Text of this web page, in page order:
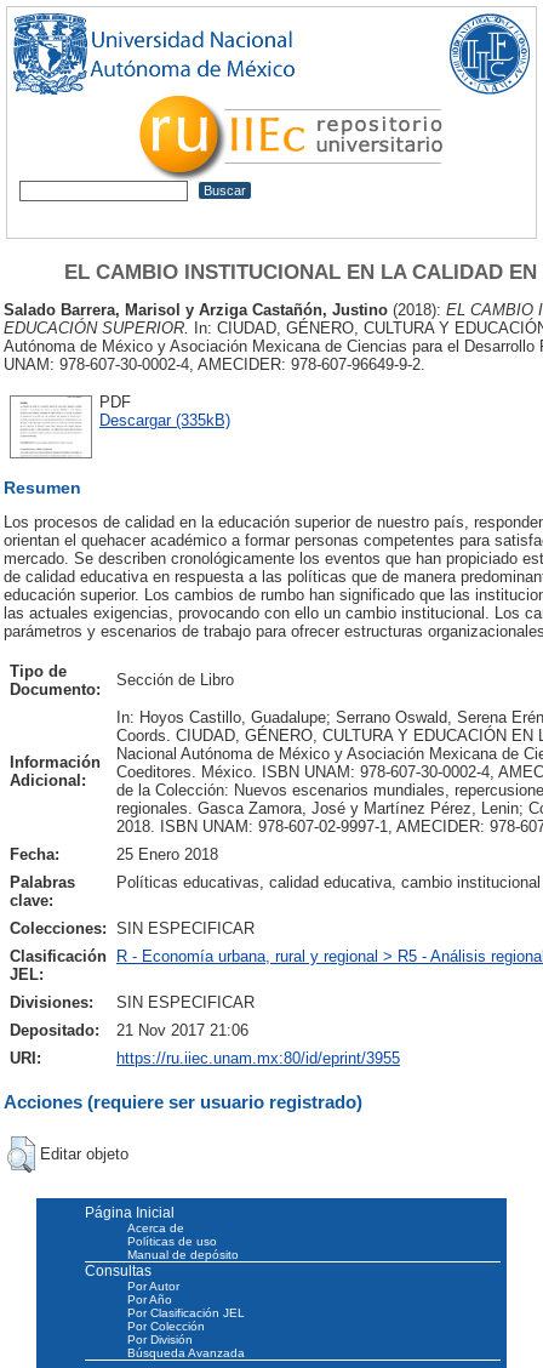
EL CAMBIO INSTITUCIONAL EN LA CALIDAD
Salado Barrera, Marisol y Arziga Castañón, Justino (2018): EL CAMBIO
EDUCACIÓN SUPERIOR.
In: CIUDAD, GÉNERO, CULTURA Y
Autónoma de México y Asociación Mexicana de Ciencias para el
UNAM: 978-607-30-0002-4, AMECIDER: 978-607-96649-9-2.
PDF
Descargar (335kB)
Resumen
Los procesos de calidad en la educación superior de nuestro país,
orientan el quehacer académico a formar personas competentes para
mercado. Se describen cronológicamente los eventos que han propiciado
de calidad educativa en respuesta a las políticas que de manera
educación superior. Los cambios de rumbo han significado que las
las actuales exigencias, provocando con ello un cambio institucional. Los
parámetros y escenarios de trabajo para ofrecer estructuras
Tipo de
Documento:
Sección de Libro
Información
Adicional:
In: Hoyos Castillo, Guadalupe; Serrano Oswald, Serena
Coords. CIUDAD, GÉNERO, CULTURA Y EDUCACIÓN
Nacional Autónoma de México y Asociación Mexicana de
Coeditores. México. ISBN UNAM: 978-607-30-0002-4,
de la Colección: Nuevos escenarios mundiales,
regionales. Gasca Zamora, José y Martínez Pérez, Lenin;
2018. ISBN UNAM: 978-607-02-9997-1, AMECIDER: 978-
Fecha:
25 Enero 2018
Palabras
clave:
Políticas educativas, calidad educativa, cambio institucional
Colecciones: SIN ESPECIFICAR
Clasificación
JEL:
R - Economía urbana, rural y regional > R5 - Análisis
Divisiones:
SIN ESPECIFICAR
Depositado:
21 Nov 2017 21:06
URI:
https://ru.iiec.unam.mx:80/id/eprint/3955
Acciones (requiere ser usuario registrado)
Editar objeto
Página Inicial
Acerca de
Políticas de uso
Manual de depósito
Consultas
Por Autor
Por Año
Por Clasificación JEL
Por Colección
Por División
Búsqueda Avanzada